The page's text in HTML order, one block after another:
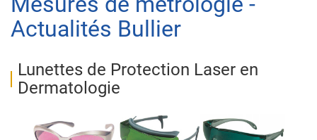
Actualités Bullier
Lunettes de Protection Laser en
Dermatologie